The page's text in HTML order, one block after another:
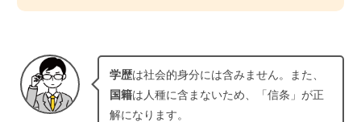
学歴は社会的身分には含みません。また、
国籍は人種に含まないため、「信条」が正
解になります。